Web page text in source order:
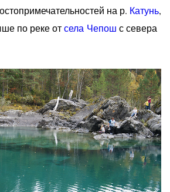
на р. Катунь,
по реке отсела Чепош с севера